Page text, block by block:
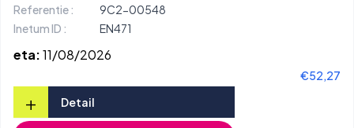
Referentie :
9C2-00548
Inetum ID :
EN471
eta:11/08/2026
€52,27
+ Detail